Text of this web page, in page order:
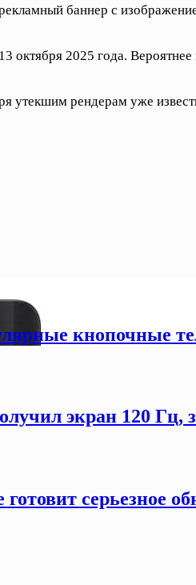
баннер с
октября 2025 года.
утекшим рендерам уже
кнопочные
экран 120
серьезное